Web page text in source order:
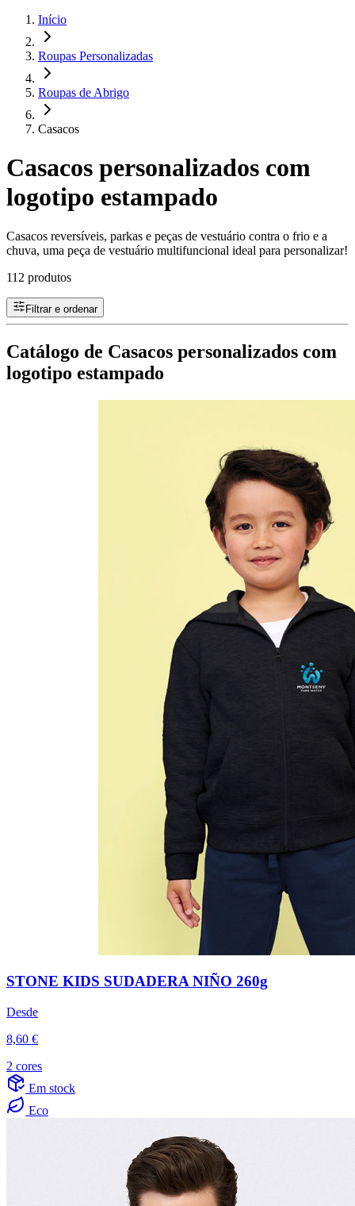
Início
Roupas Personalizadas
Roupas de Abrigo
Casacos
Casacos personalizados com
logotipo estampado
Casacos reversíveis, parkas e peças de vestuário contra o frio e a
chuva, uma peça de vestuário multifuncional ideal para personalizar!
112 produtos
Filtrar e ordenar
Catálogo de Casacos personalizados com
logotipo estampado
STONE KIDS SUDADERA NIÑO 260g
Desde
8,60 €
2 cores
Em stock
Eco